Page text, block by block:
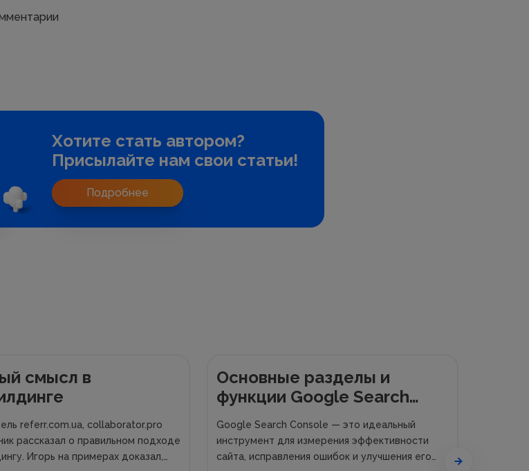
Хотите стать автором?
Присылайте нам свои статьи!
Подробнее
смысл в
referr.com.ua, collaborator.pro
рассказал о правильном подходе
Игорь на примерах доказал,
Основные разделы и
функции Google Search
Console: все, что вам нужно
знать
Google Search Console — это идеальный
инструмент для измерения эффективности
сайта, исправления ошибок и улучшения его